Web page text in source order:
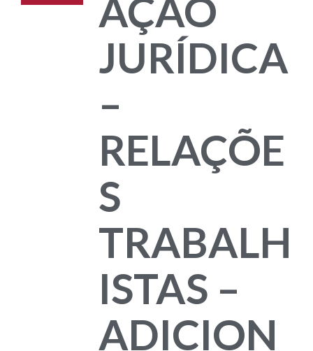
AÇÃO
JURÍDICA
–
RELAÇÕE
S
TRABALH
ISTAS –
ADICION